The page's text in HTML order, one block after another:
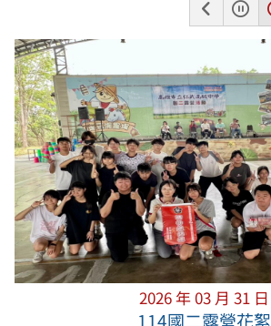
張
暫
停
2026 年 03 月 31 日
114國二露營花絮